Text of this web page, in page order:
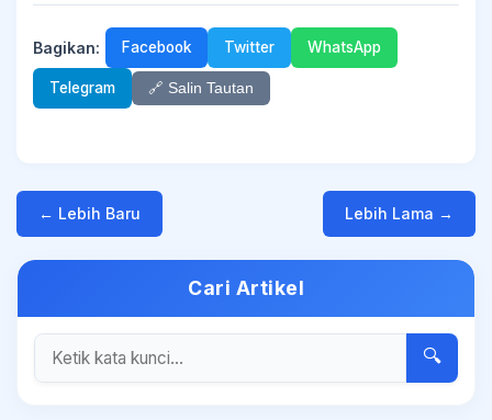
Bagikan: Facebook Twitter WhatsApp
Telegram 🔗 Salin Tautan
← Lebih Baru Lebih Lama →
Cari Artikel
🔍